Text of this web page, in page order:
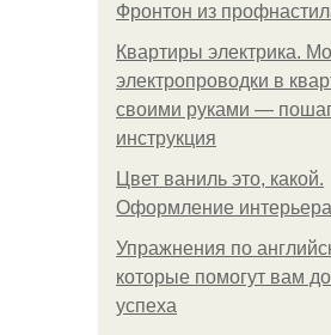
Фронтон из
Квартиры электрика.
электропроводки в
своими руками —
инструкция
Цвет ваниль это, какой.
Оформление интерьера
Упражнения по
которые помогут вам
успеха